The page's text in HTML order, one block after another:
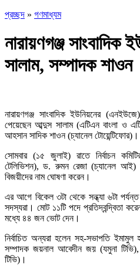
প্রচ্ছদ » গণমাধ্যম
নারায়ণগঞ্জ সাংবাদিক
সালাম, সম্পাদক শাওন
নারায়ণগঞ্জ সাংবাদিক ইউনিয়নের
পেয়েছেন আব্দুস সালাম (এটিএন বাংলা ও
আহসান সাদিক শাওন (চ্যানেল টোয়েন্টিফোর)।
সোমবার (১৫ জুলাই) রাতে নির্বাচন
টেলিভিশন), ড. রুমন রেজা (চ্যানেল আই)
বিজয়ীদের নাম ঘোষণা করেন।
এর আগে বিকেল ৩টা থেকে সন্ধ্যা ৬টা
সদস্যরা। মোট ১১টি পদে প্রতিদ্বন্দ্বিতা
মধ্যে ৪৪ জন ভোট দেন।
নির্বাচিত অন্যরা হলেন সহ-সভাপতি ইমামুল
সম্পাদক জয়নাল আবেদীন জয় (যমুনা
টিভি)।